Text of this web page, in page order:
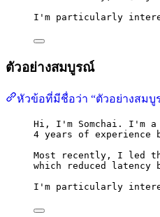
I'm particularly
ตัวอย่างสมบูรณ์
หัวข้อที่มีชื่อว่า “ตัวอย่างสมบู
Hi, I'm Somchai. I'm
4 years of experience
Most recently, I led
which reduced latency
I'm particularly